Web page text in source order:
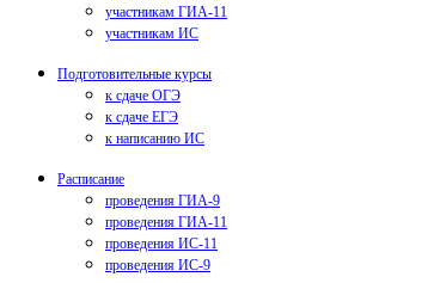
участникам ГИА-11
участникам ИС
Подготовительные курсы
к сдаче ОГЭ
к сдаче ЕГЭ
к написанию ИС
Расписание
проведения ГИА-9
проведения ГИА-11
проведения ИС-11
проведения ИС-9